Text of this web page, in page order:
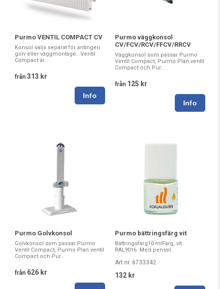
Purmo VENTIL COMPACT CV
Konsol säljs separat för antingen
golv eller väggmontage. Ventil
Compact är...
från 313 kr
Purmo väggkonsol
CV/FCV/RCV/FFCV/RRCV
Väggkonsol som passar Purmo
Ventil Compact, Purmo Plan ventil
Compact och Pur...
från 125 kr
Purmo Golvkonsol
Golvkonsol som passar Purmo
Ventil Compact, Purmo Plan ventil
Compact och Pur...
från 626 kr
Purmo bättringsfärg vit
Bättringsfärg10 mlFärg, vit
RAL9016. Med pensel.
Art nr. 6733342
132 kr